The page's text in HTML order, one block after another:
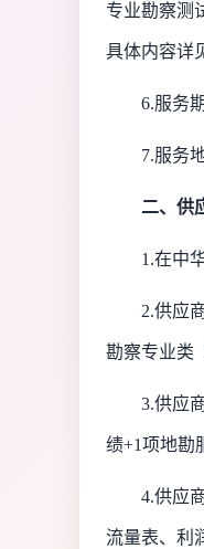
专业勘察测
具体内容详
6.服务
7.服务
二、供
1.在中
2.供应
勘察专业类
3.供应
绩+1项地勘
4.供应
流量表、利